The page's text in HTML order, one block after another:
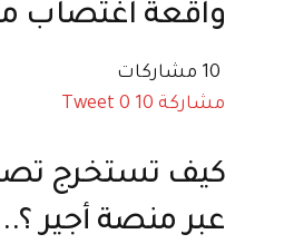
واقعة اغتصاب
مشاركة 10
Tweet 0
كيف تستخرج
عبر منصة أجير